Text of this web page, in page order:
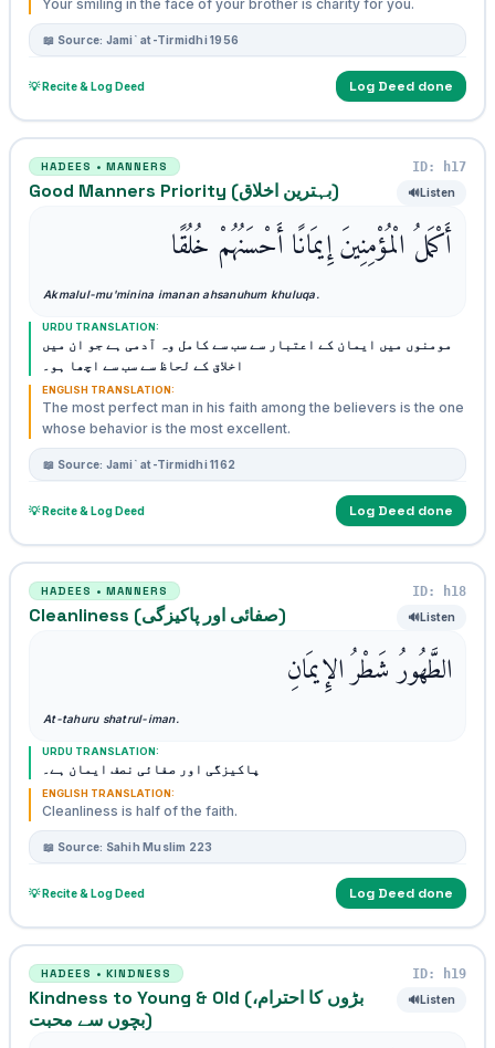
Your smiling in the face of your brother is charity for you.
📖 Source: Jami` at-Tirmidhi 1956
💡 Recite & Log Deed Log Deed done
HADEES • MANNERS ID: h17
Good Manners Priority (بہترین اخلاق) 🔊Listen
أَكْمَلُ الْمُؤْمِنِينَ إِيمَانًا أَحْسَنُهُمْ خُلُقًا
Akmalul-mu'minina imanan ahsanuhum khuluqa.
URDU TRANSLATION:
مومنوں میں ایمان کے اعتبار سے سب سے کامل وہ آدمی ہے جو ان میں
اخلاق کے لحاظ سے سب سے اچھا ہو۔
ENGLISH TRANSLATION:
The most perfect man in his faith among the believers is the one
whose behavior is the most excellent.
📖 Source: Jami` at-Tirmidhi 1162
💡 Recite & Log Deed Log Deed done
HADEES • MANNERS ID: h18
Cleanliness (صفائی اور پاکیزگی) 🔊Listen
الطَّهُورُ شَطْرُ الإِيمَانِ
At-tahuru shatrul-iman.
URDU TRANSLATION:
پاکیزگی اور صفائی نصف ایمان ہے۔
ENGLISH TRANSLATION:
Cleanliness is half of the faith.
📖 Source: Sahih Muslim 223
💡 Recite & Log Deed Log Deed done
HADEES • KINDNESS ID: h19
Kindness to Young & Old (بڑوں کا احترام،
بچوں سے محبت)
🔊Listen